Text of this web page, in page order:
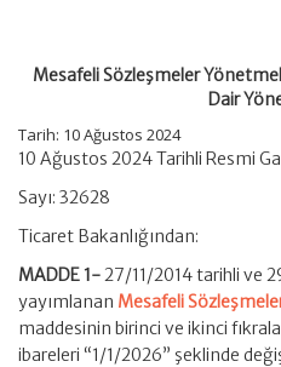
Mesafeli Sözleşmeler
Dair
Tarih: 10 Ağustos 2024
10 Ağustos 2024 Tarihli Resmi
Sayı: 32628
Ticaret Bakanlığından:
MADDE 1-27/11/2014 tarihli ve
yayımlanan Mesafeli
maddesinin birinci ve ikinci
ibareleri “1/1/2026” şeklinde